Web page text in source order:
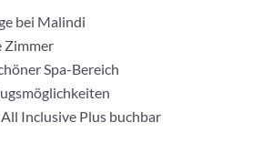
bei Malindi
Zimmer
Spa-Bereich
Inclusive Plus buchbar